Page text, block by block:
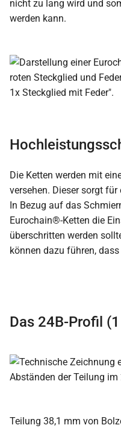
nicht zu lang wird und
werden kann.
Die Ketten werden mit
versehen. Dieser sorgt
In Bezug auf das
Eurochain®-Ketten die
überschritten werden
können dazu führen,
Das 24B-Profil (1
Teilung 38,1 mm von